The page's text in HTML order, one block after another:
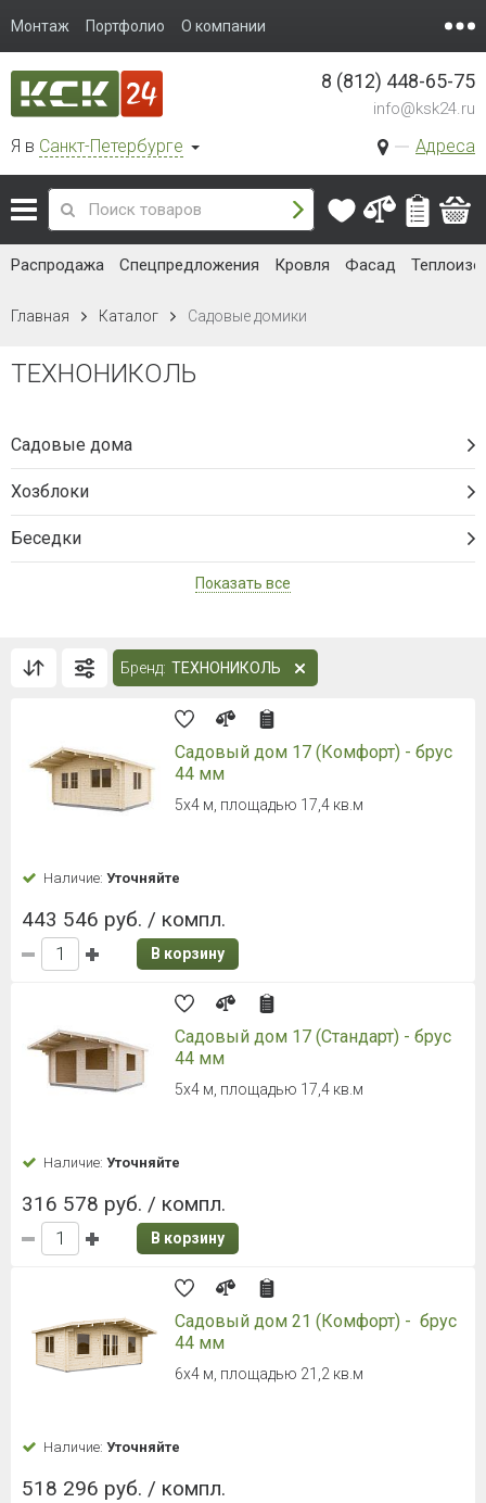
Монтаж Портфолио О компании
Я в Санкт-Петербурге Адреса
8 (812) 448-65-75
info@ksk24.ru
Распродажа Спецпредложения Кровля Фасад
Главная Каталог Садовые домики
ТЕХНОНИКОЛЬ
Садовые дома
Хозблоки
Беседки
Показать все
Бренд: ТЕХНОНИКОЛЬ
Садовый дом 17 (Комфорт) - брус
44 мм
5х4 м, площадью 17,4 кв.м
Наличие: Уточняйте
443 546 руб. / компл.
В корзину
Садовый дом 17 (Стандарт) - брус
44 мм
5х4 м, площадью 17,4 кв.м
Наличие: Уточняйте
316 578 руб. / компл.
В корзину
Садовый дом 21 (Комфорт) - брус
44 мм
6х4 м, площадью 21,2 кв.м
Наличие: Уточняйте
518 296 руб. / компл.